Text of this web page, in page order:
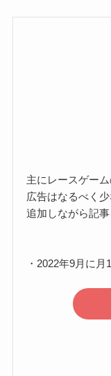
主にレースゲー
広告はなるべく
追加しながら記
・2022年9月に月